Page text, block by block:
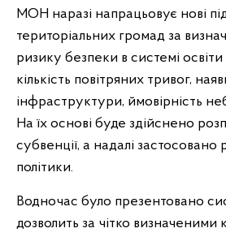
МОН наразі напрацьовує нові
територіальних громад за
ризику безпеки в системі
кількість повітряних тривог,
інфраструктури, ймовірність
На їх основі буде здійснено
субвенції, а надалі застосовано
політики.
Водночас було презентовано
дозволить за чітко визначеними